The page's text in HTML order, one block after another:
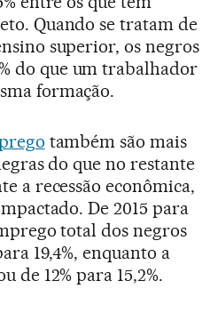
Quando se tratam de
superior, os negros
do que um trabalhador
formação.
também são mais
do que no restante
a recessão econômica,
De 2015 para
total dos negros
19,4%, enquanto a
de 12% para 15,2%.